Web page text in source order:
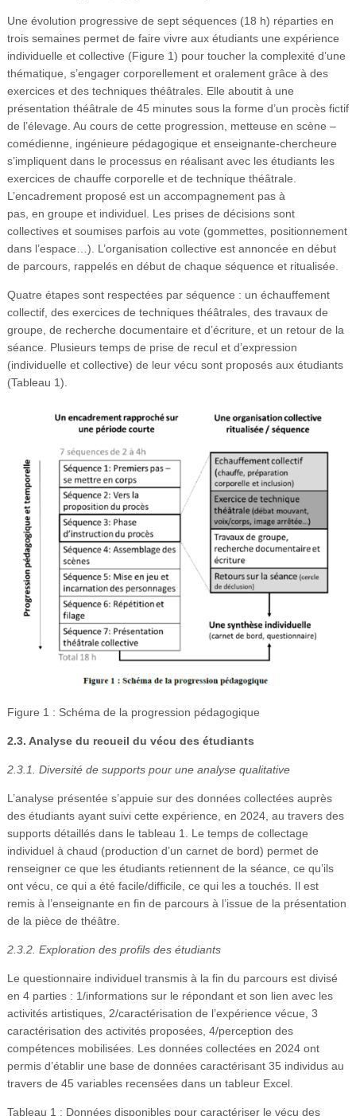
Une évolution progressive de sept séquences (18 h) réparties en
trois semaines permet de faire vivre aux étudiants une expérience
individuelle et collective (Figure 1) pour toucher la complexité d’une
thématique, s’engager corporellement et oralement grâce à des
exercices et des techniques théâtrales. Elle aboutit à une
présentation théâtrale de 45 minutes sous la forme d’un procès fictif
de l’élevage. Au cours de cette progression, metteuse en scène –
comédienne, ingénieure pédagogique et enseignante-chercheure
s’impliquent dans le processus en réalisant avec les étudiants les
exercices de chauffe corporelle et de technique théâtrale.
L’encadrement proposé est un accompagnement pas à
pas, en groupe et individuel. Les prises de décisions sont
collectives et soumises parfois au vote (gommettes, positionnement
dans l’espace…). L’organisation collective est annoncée en début
de parcours, rappelés en début de chaque séquence et ritualisée.
Quatre étapes sont respectées par séquence : un échauffement
collectif, des exercices de techniques théâtrales, des travaux de
groupe, de recherche documentaire et d’écriture, et un retour de la
séance. Plusieurs temps de prise de recul et d’expression
(individuelle et collective) de leur vécu sont proposés aux étudiants
(Tableau 1).
Figure 1 : Schéma de la progression pédagogique
2.3. Analyse du recueil du vécu des étudiants
2.3.1. Diversité de supports pour une analyse qualitative
L’analyse présentée s’appuie sur des données collectées auprès
des étudiants ayant suivi cette expérience, en 2024, au travers des
supports détaillés dans le tableau 1. Le temps de collectage
individuel à chaud (production d’un carnet de bord) permet de
renseigner ce que les étudiants retiennent de la séance, ce qu’ils
ont vécu, ce qui a été facile/difficile, ce qui les a touchés. Il est
remis à l’enseignante en fin de parcours à l’issue de la présentation
de la pièce de théâtre.
2.3.2. Exploration des profils des étudiants
Le questionnaire individuel transmis à la fin du parcours est divisé
en 4 parties : 1/informations sur le répondant et son lien avec les
activités artistiques, 2/caractérisation de l’expérience vécue, 3
caractérisation des activités proposées, 4/perception des
compétences mobilisées. Les données collectées en 2024 ont
permis d’établir une base de données caractérisant 35 individus au
travers de 45 variables recensées dans un tableur Excel.
Tableau 1 : Données disponibles pour caractériser le vécu des